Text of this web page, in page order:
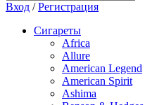
Вход /Регистрация
Сигареты
Africa
Allure
American Legend
American Spirit
Ashima